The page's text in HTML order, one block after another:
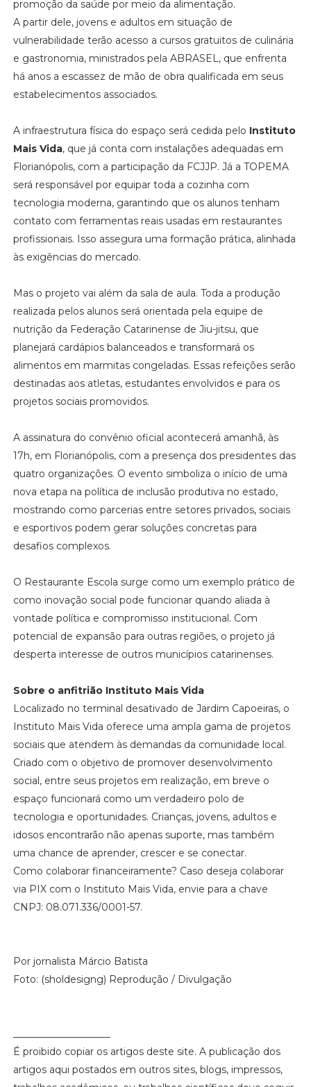
promoção da saúde por meio da alimentação.
A partir dele, jovens e adultos em situação de
vulnerabilidade terão acesso a cursos gratuitos de culinária
e gastronomia, ministrados pela ABRASEL, que enfrenta
há anos a escassez de mão de obra qualificada em seus
estabelecimentos associados.
A infraestrutura física do espaço será cedida pelo Instituto
Mais Vida, que já conta com instalações adequadas em
Florianópolis, com a participação da FCJJP. Já a TOPEMA
será responsável por equipar toda a cozinha com
tecnologia moderna, garantindo que os alunos tenham
contato com ferramentas reais usadas em restaurantes
profissionais. Isso assegura uma formação prática, alinhada
às exigências do mercado.
Mas o projeto vai além da sala de aula. Toda a produção
realizada pelos alunos será orientada pela equipe de
nutrição da Federação Catarinense de Jiu-jitsu, que
planejará cardápios balanceados e transformará os
alimentos em marmitas congeladas. Essas refeições serão
destinadas aos atletas, estudantes envolvidos e para os
projetos sociais promovidos.
A assinatura do convênio oficial acontecerá amanhã, às
17h, em Florianópolis, com a presença dos presidentes das
quatro organizações. O evento simboliza o início de uma
nova etapa na política de inclusão produtiva no estado,
mostrando como parcerias entre setores privados, sociais
e esportivos podem gerar soluções concretas para
desafios complexos.
O Restaurante Escola surge como um exemplo prático de
como inovação social pode funcionar quando aliada à
vontade política e compromisso institucional. Com
potencial de expansão para outras regiões, o projeto já
desperta interesse de outros municípios catarinenses.
Sobre o anfitrião Instituto Mais Vida
Localizado no terminal desativado de Jardim Capoeiras, o
Instituto Mais Vida oferece uma ampla gama de projetos
sociais que atendem às demandas da comunidade local.
Criado com o objetivo de promover desenvolvimento
social, entre seus projetos em realização, em breve o
espaço funcionará como um verdadeiro polo de
tecnologia e oportunidades. Crianças, jovens, adultos e
idosos encontrarão não apenas suporte, mas também
uma chance de aprender, crescer e se conectar.
Como colaborar financeiramente? Caso deseja colaborar
via PIX com o Instituto Mais Vida, envie para a chave
CNPJ: 08.071.336/0001-57.
Por jornalista Márcio Batista
Foto: (sholdesigng) Reprodução / Divulgação
É proibido copiar os artigos deste site. A publicação dos
artigos aqui postados em outros sites, blogs, impressos,